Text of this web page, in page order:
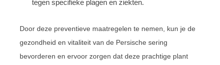
tegen specifieke plagen en ziekten.
Door deze preventieve maatregelen te nemen, kun je de
gezondheid en vitaliteit van de Persische sering
bevorderen en ervoor zorgen dat deze prachtige plant